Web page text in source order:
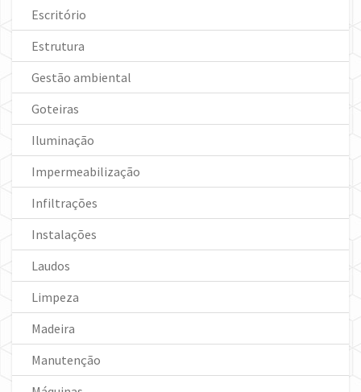
Escritório
Estrutura
Gestão ambiental
Goteiras
Iluminação
Impermeabilização
Infiltrações
Instalações
Laudos
Limpeza
Madeira
Manutenção